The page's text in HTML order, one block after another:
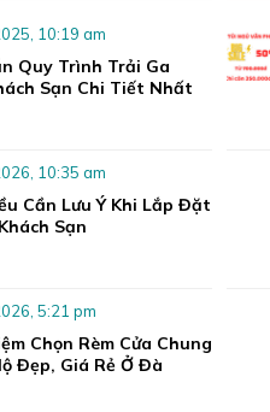
10:19 am
Quy Trình Trải Ga
Sạn Chi Tiết Nhất
10:35 am
Cần Lưu Ý Khi Lắp Đặt
Sạn
5:21 pm
Chọn Rèm Cửa Chung
Đẹp, Giá Rẻ Ở Đà